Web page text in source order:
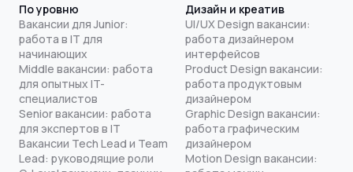
По уровню
Вакансии для Junior:
работа в IT для
начинающих
Middle вакансии: работа
для опытных IT-
специалистов
Senior вакансии: работа
для экспертов в IT
Вакансии Tech Lead и Team
Lead: руководящие роли
Дизайн и креатив
UI/UX Design вакансии:
работа дизайнером
интерфейсов
Product Design вакансии:
работа продуктовым
дизайнером
Graphic Design вакансии:
работа графическим
дизайнером
Motion Design вакансии: